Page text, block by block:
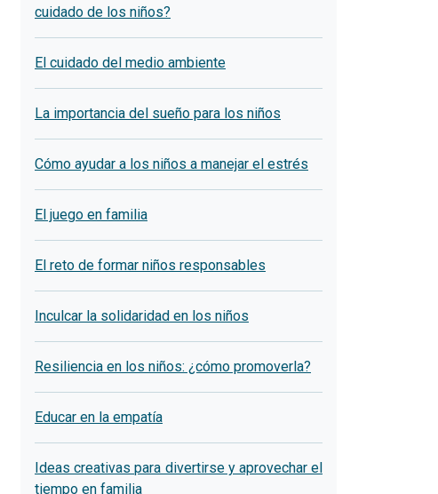
cuidado de los niños?
El cuidado del medio ambiente
La importancia del sueño para los niños
Cómo ayudar a los niños a manejar el estrés
El juego en familia
El reto de formar niños responsables
Inculcar la solidaridad en los niños
Resiliencia en los niños: ¿cómo promoverla?
Educar en la empatía
Ideas creativas para divertirse y aprovechar el
tiempo en familia